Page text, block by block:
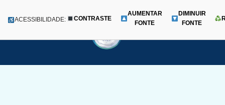
para
Menu
ACESSIBILIDADE: CONTRASTE
AUMENTAR
FONTE
DIMINUIR
FONTE